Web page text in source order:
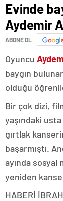
Evinde
Aydemir
ABONE OL
Oyuncu
baygın
olduğu
Bir çok dizi,
yaşındaki
gırtlak
başarmıştı.
ayında sosyal
yeniden
HABERİ